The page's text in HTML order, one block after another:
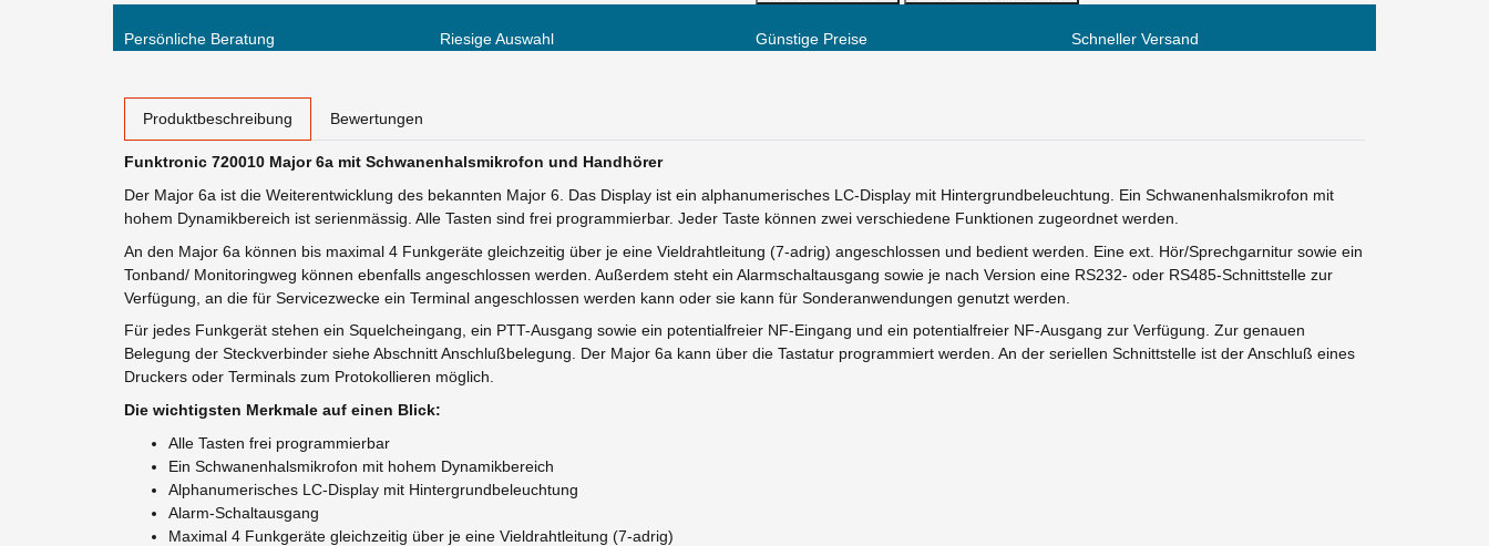
Persönliche Beratung Riesige Auswahl Günstige Preise Schneller Versand
Produktbeschreibung Bewertungen
Funktronic 720010 Major 6a mit Schwanenhalsmikrofon und Handhörer
Der Major 6a ist die Weiterentwicklung des bekannten Major 6. Das Display ist ein alphanumerisches LC-Display mit Hintergrundbeleuchtung. Ein Schwanenhalsmikrofon mit
hohem Dynamikbereich ist serienmässig. Alle Tasten sind frei programmierbar. Jeder Taste können zwei verschiedene Funktionen zugeordnet werden.
An den Major 6a können bis maximal 4 Funkgeräte gleichzeitig über je eine Vieldrahtleitung (7-adrig) angeschlossen und bedient werden. Eine ext. Hör/Sprechgarnitur sowie ein
Tonband/ Monitoringweg können ebenfalls angeschlossen werden. Außerdem steht ein Alarmschaltausgang sowie je nach Version eine RS232- oder RS485-Schnittstelle zur
Verfügung, an die für Servicezwecke ein Terminal angeschlossen werden kann oder sie kann für Sonderanwendungen genutzt werden.
Für jedes Funkgerät stehen ein Squelcheingang, ein PTT-Ausgang sowie ein potentialfreier NF-Eingang und ein potentialfreier NF-Ausgang zur Verfügung. Zur genauen
Belegung der Steckverbinder siehe Abschnitt Anschlußbelegung. Der Major 6a kann über die Tastatur programmiert werden. An der seriellen Schnittstelle ist der Anschluß eines
Druckers oder Terminals zum Protokollieren möglich.
Die wichtigsten Merkmale auf einen Blick:
Alle Tasten frei programmierbar
Ein Schwanenhalsmikrofon mit hohem Dynamikbereich
Alphanumerisches LC-Display mit Hintergrundbeleuchtung
Alarm-Schaltausgang
Maximal 4 Funkgeräte gleichzeitig über je eine Vieldrahtleitung (7-adrig)